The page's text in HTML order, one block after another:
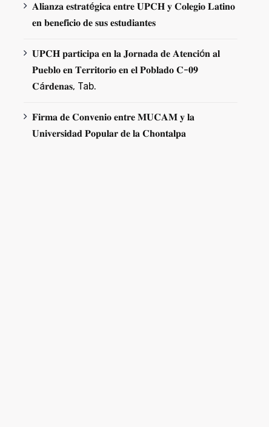
𝐀𝐥𝐢𝐚𝐧𝐳𝐚 𝐞𝐬𝐭𝐫𝐚𝐭é𝐠𝐢𝐜𝐚 𝐞𝐧𝐭𝐫𝐞 𝐔𝐏𝐂𝐇 𝐲 𝐂𝐨𝐥𝐞𝐠𝐢𝐨 𝐋𝐚𝐭𝐢𝐧𝐨
𝐞𝐧 𝐛𝐞𝐧𝐞𝐟𝐢𝐜𝐢𝐨 𝐝𝐞 𝐬𝐮𝐬 𝐞𝐬𝐭𝐮𝐝𝐢𝐚𝐧𝐭𝐞𝐬
𝐔𝐏𝐂𝐇 𝐩𝐚𝐫𝐭𝐢𝐜𝐢𝐩𝐚 𝐞𝐧 𝐥𝐚 𝐉𝐨𝐫𝐧𝐚𝐝𝐚 𝐝𝐞 𝐀𝐭𝐞𝐧𝐜𝐢ó𝐧 𝐚𝐥
𝐏𝐮𝐞𝐛𝐥𝐨 𝐞𝐧 𝐓𝐞𝐫𝐫𝐢𝐭𝐨𝐫𝐢𝐨 𝐞𝐧 𝐞𝐥 𝐏𝐨𝐛𝐥𝐚𝐝𝐨 𝐂-𝟎𝟗
𝐂á𝐫𝐝𝐞𝐧𝐚𝐬, Tab.
𝐅𝐢𝐫𝐦𝐚 𝐝𝐞 𝐂𝐨𝐧𝐯𝐞𝐧𝐢𝐨 𝐞𝐧𝐭𝐫𝐞 𝐌𝐔𝐂𝐀𝐌 𝐲 𝐥𝐚
𝐔𝐧𝐢𝐯𝐞𝐫𝐬𝐢𝐝𝐚𝐝 𝐏𝐨𝐩𝐮𝐥𝐚𝐫 𝐝𝐞 𝐥𝐚 𝐂𝐡𝐨𝐧𝐭𝐚𝐥𝐩𝐚